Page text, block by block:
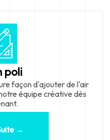
poli
façon d'ajouter de l'air
équipe créative dès
→